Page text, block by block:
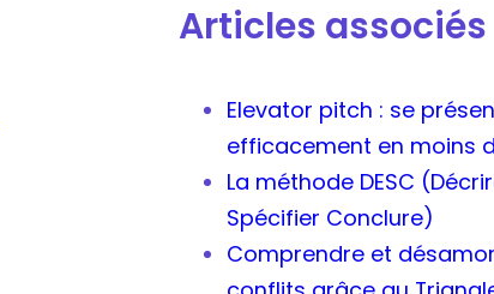
Articles associés
Elevator pitch : se
efficacement en moins
La méthode DESC
Spécifier Conclure)
Comprendre et